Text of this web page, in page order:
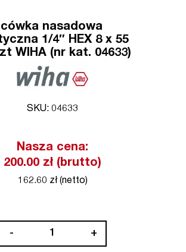
nasadowa
1/4″ HEX 8 x 55
WIHA (nr kat. 04633)
SKU: 04633
Nasza cena:
200.00 zł (brutto)
162.60 zł (netto)
- +